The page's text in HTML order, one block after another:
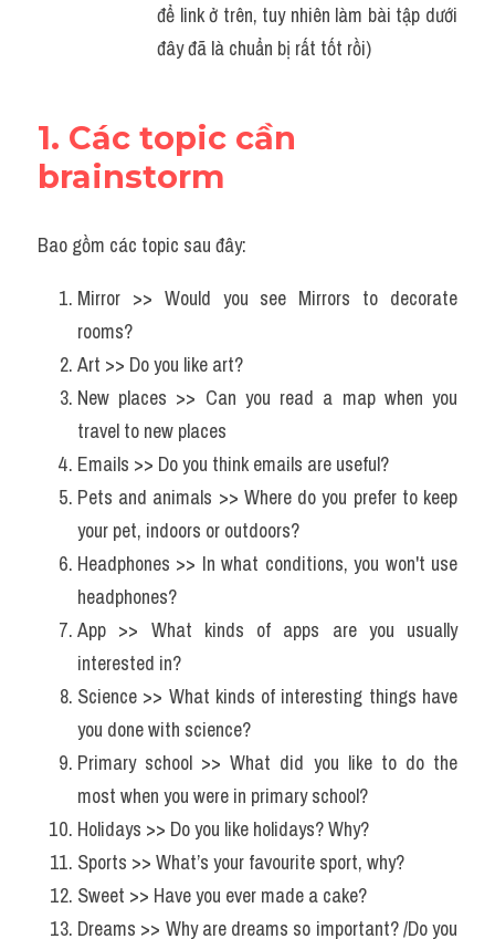
để link ở trên, tuy nhiên làm bài tập dưới
đây đã là chuẩn bị rất tốt rồi)
1. Các topic cần
brainstorm
Bao gồm các topic sau đây:
Mirror >> Would you see Mirrors to decorate
rooms?
Art >> Do you like art?
New places >> Can you read a map when you
travel to new places
Emails >> Do you think emails are useful?
Pets and animals >> Where do you prefer to keep
your pet, indoors or outdoors?
Headphones >> In what conditions, you won't use
headphones?
App >> What kinds of apps are you usually
interested in?
Science >> What kinds of interesting things have
you done with science?
Primary school >> What did you like to do the
most when you were in primary school?
Holidays >> Do you like holidays? Why?
Sports >> What’s your favourite sport, why?
Sweet >> Have you ever made a cake?
Dreams >> Why are dreams so important? /Do you